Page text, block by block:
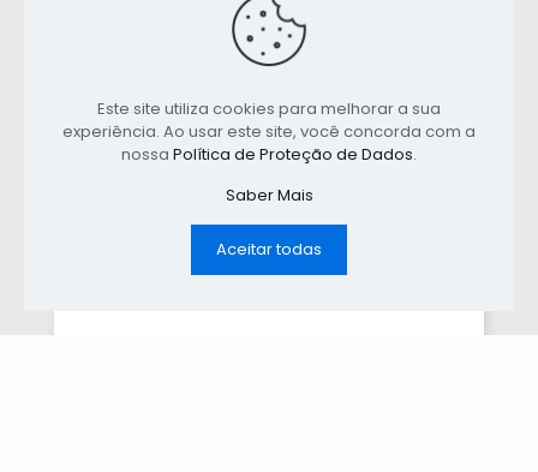
8:30 - 13:00
14:30 - 18:00
Política de Privacidade
Termos e Condições
Este site utiliza cookies para melhorar a sua
experiência. Ao usar este site, você concorda com a
nossa Política de Proteção de Dados.
Saber Mais
Aceitar todas